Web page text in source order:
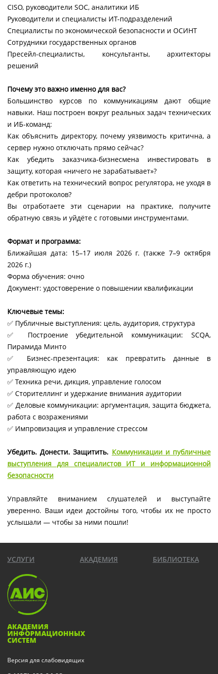
CISO, руководители SOC, аналитики ИБ
Руководители и специалисты ИТ-подразделений
Специалисты по экономической безопасности и ОСИНТ
Сотрудники государственных органов
Пресейл-специалисты, консультанты, архитекторы
решений
Почему это важно именно для вас?
Большинство курсов по коммуникациям дают общие
навыки. Наш построен вокруг реальных задач технических
и ИБ-команд:
Как объяснить директору, почему уязвимость критична, а
сервер нужно отключать прямо сейчас?
Как убедить заказчика-бизнесмена инвестировать в
защиту, которая «ничего не зарабатывает»?
Как ответить на технический вопрос регулятора, не уходя в
дебри протоколов?
Вы отработаете эти сценарии на практике, получите
обратную связь и уйдёте с готовыми инструментами.
Формат и программа:
Ближайшая дата: 15–17 июля 2026 г. (также 7–9 октября
2026 г.)
Форма обучения: очно
Документ: удостоверение о повышении квалификации
Ключевые темы:
✅ Публичные выступления: цель, аудитория, структура
✅ Построение убедительной коммуникации: SCQA,
Пирамида Минто
✅ Бизнес-презентация: как превратить данные в
управляющую идею
✅ Техника речи, дикция, управление голосом
✅ Сторителлинг и удержание внимания аудитории
✅ Деловые коммуникации: аргументация, защита бюджета,
работа с возражениями
✅ Импровизация и управление стрессом
Убедить. Донести. Защитить. Коммуникации и публичные
выступления для специалистов ИТ и информационной
безопасности
Управляйте вниманием слушателей и выступайте
уверенно. Ваши идеи достойны того, чтобы их не просто
услышали — чтобы за ними пошли!
УСЛУГИ АКАДЕМИЯ БИБЛИОТЕКА
АКАДЕМИЯ
ИНФОРМАЦИОННЫХ
СИСТЕМ
Версия для слабовидящих